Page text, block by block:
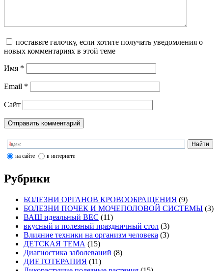
поставьте галочку, если хотите получать уведомления о
новых комментариях в этой теме
Имя *
Email *
Сайт
на сайте в интернете
Рубрики
БОЛЕЗНИ ОРГАНОВ КРОВООБРАЩЕНИЯ (9)
БОЛЕЗНИ ПОЧЕК И МОЧЕПОЛОВОЙ СИСТЕМЫ (3)
ВАШ идеальный ВЕС (11)
вкусный и полезный праздничный стол (3)
Влияние техники на организм человека (3)
ДЕТСКАЯ ТЕМА (15)
Диагностика заболеваний (8)
ДИЕТОТЕРАПИЯ (11)